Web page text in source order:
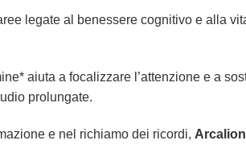
legate al benessere cognitivo e alla
aiuta a focalizzare l’attenzione e a
prolungate.
e nel richiamo dei ricordi, Arcalion